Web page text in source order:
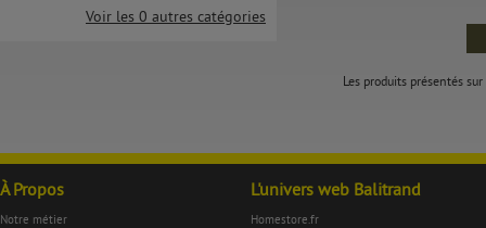
Voir les 0 autres catégories
Les produits présentés
À Propos
Notre métier
L'univers web Balitrand
Homestore.fr